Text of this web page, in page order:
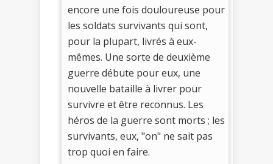
encore une fois douloureuse pour
les soldats survivants qui sont,
pour la plupart, livrés à eux-
mêmes. Une sorte de deuxième
guerre débute pour eux, une
nouvelle bataille à livrer pour
survivre et être reconnus. Les
héros de la guerre sont morts ; les
survivants, eux, "on" ne sait pas
trop quoi en faire.